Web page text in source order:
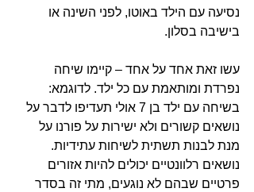
נסיעה עם הילד באוטו, לפני השינה או
בישיבה בסלון.
עשו זאת אחד על אחד – קיימו שיחה
נפרדת ומותאמת עם כל ילד. לדוגמא:
בשיחה עם ילד בן 7 אולי תעדיפו לדבר על
נושאים קשורים ולא ישירות על פורנו על
מנת לבנות תשתית לשיחות עתידיות.
נושאים רלוונטיים יכולים להיות אזורים
פרטיים שבהם לא נוגעים, מתי זה בסדר